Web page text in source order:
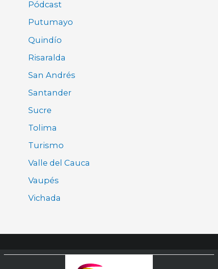
Pódcast
Putumayo
Quindío
Risaralda
San Andrés
Santander
Sucre
Tolima
Turismo
Valle del Cauca
Vaupés
Vichada